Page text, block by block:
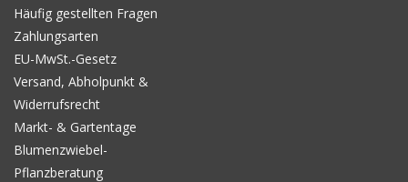
Häufig gestellten Fragen
Zahlungsarten
EU-MwSt.-Gesetz
Versand, Abholpunkt &
Widerrufsrecht
Markt- & Gartentage
Blumenzwiebel-
Pflanzberatung